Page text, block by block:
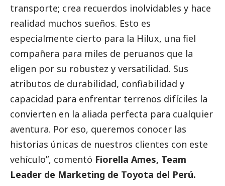
transporte; crea recuerdos inolvidables y hace
realidad muchos sueños. Esto es
especialmente cierto para la Hilux, una fiel
compañera para miles de peruanos que la
eligen por su robustez y versatilidad. Sus
atributos de durabilidad, confiabilidad y
capacidad para enfrentar terrenos difíciles la
convierten en la aliada perfecta para cualquier
aventura. Por eso, queremos conocer las
historias únicas de nuestros clientes con este
vehículo”, comentó Fiorella Ames, Team
Leader de Marketing de Toyota del Perú.